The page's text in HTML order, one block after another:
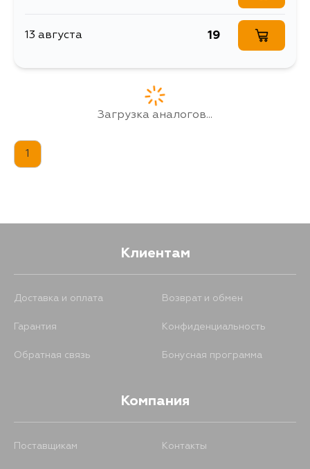
13 августа 19
Загрузка аналогов...
1
Клиентам
Доставка и оплата Возврат и обмен
Гарантия Конфиденциальность
Обратная связь Бонусная программа
Компания
Поставщикам Контакты